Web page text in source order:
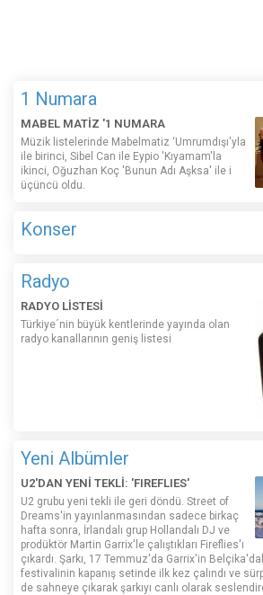
1 Numara
MABEL MATİZ '1 NUMARA
Müzik listelerinde Mabelmatiz ‘Umrumdışı'yla
ile birinci, Sibel Can ile Eypio 'Kıyamam'la
ikinci, Oğuzhan Koç 'Bunun Adı Aşksa' ile i
üçüncü oldu.
Konser
Radyo
RADYO LİSTESİ
Türkiye´nin büyük kentlerinde yayında olan
radyo kanallarının geniş listesi
Yeni Albümler
U2'DAN YENİ TEKLİ: 'FIREFLIES'
U2 grubu yeni tekli ile geri döndü. Street of
Dreams'in yayınlanmasından sadece birkaç
hafta sonra, İrlandalı grup Hollandalı DJ ve
prodüktör Martin Garrix'le çalıştıkları Fireflies'ı
çıkardı. Şarkı, 17 Temmuz'da Garrix'in
festivalinin kapanış setinde ilk kez çalındı ​​ve
de sahneye çıkarak şarkıyı canlı olarak